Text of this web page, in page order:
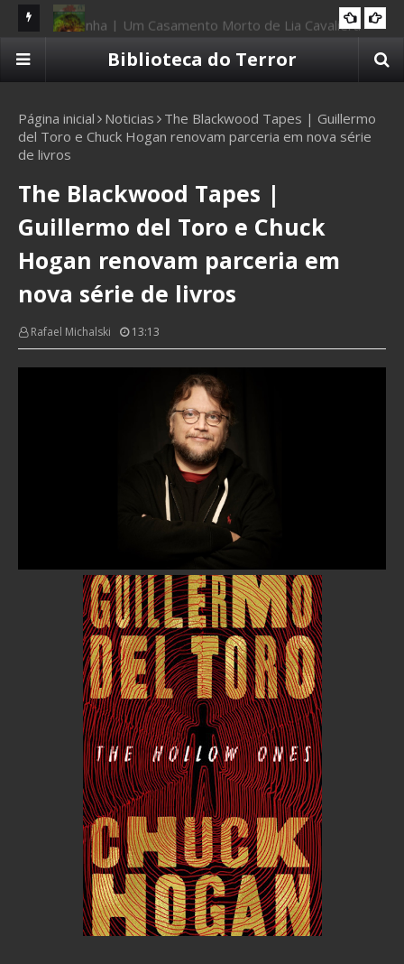
Resenha | Um Casamento Morto de Lia Cavaliera
10 CAVEIRAS
Biblioteca do Terror
Página inicial Noticias
The Blackwood Tapes | Guillermo
del Toro e Chuck Hogan renovam parceria em nova série
de livros
The Blackwood Tapes |
Guillermo del Toro e Chuck
Hogan renovam parceria em
nova série de livros
Rafael Michalski 13:13